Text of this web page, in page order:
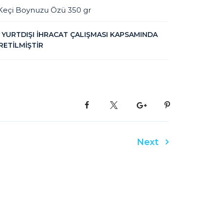
Boynuzu Özü 350 gr
YURTDIŞI İHRACAT ÇALIŞMASI KAPSAMINDA
Next